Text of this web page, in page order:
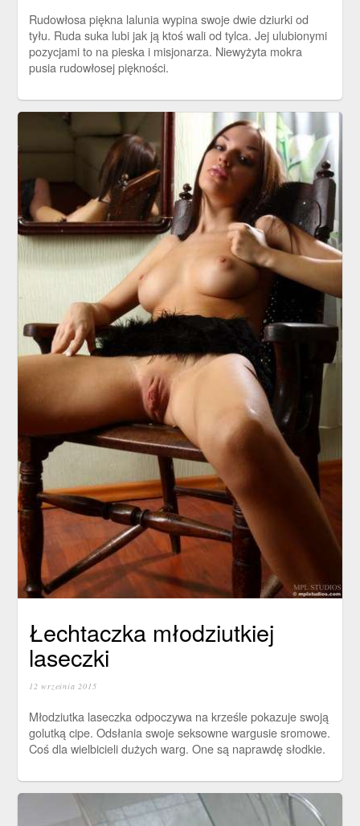
Rudowłosa piękna lalunia wypina swoje dwie dziurki od
tyłu. Ruda suka lubi jak ją ktoś wali od tylca. Jej ulubionymi
pozycjami to na pieska i misjonarza. Niewyżyta mokra
pusia rudowłosej piękności.
Łechtaczka młodziutkiej
laseczki
12 września 2015
Młodziutka laseczka odpoczywa na krześle pokazuje swoją
golutką cipe. Odsłania swoje seksowne wargusie sromowe.
Coś dla wielbicieli dużych warg. One są naprawdę słodkie.